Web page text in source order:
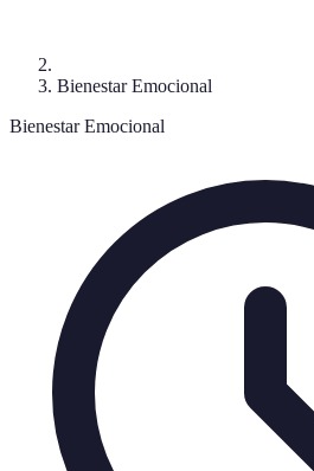
Bienestar Emocional
Bienestar Emocional